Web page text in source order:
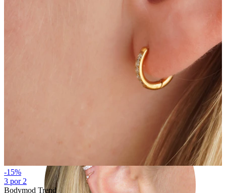
-15%
3 por 2
Bodymod Trend